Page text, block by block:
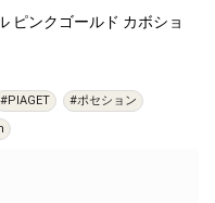
ピンクゴールド カボショ
#PIAGET
#ポセション